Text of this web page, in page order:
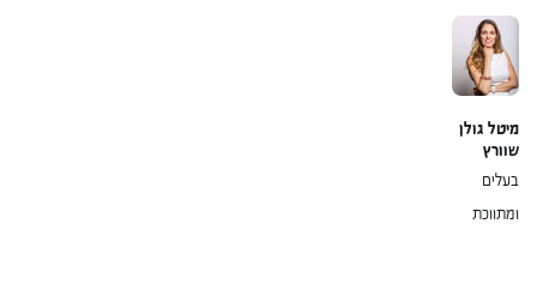
מיטל גולן
שוורץ
בעלים
ומתווכת